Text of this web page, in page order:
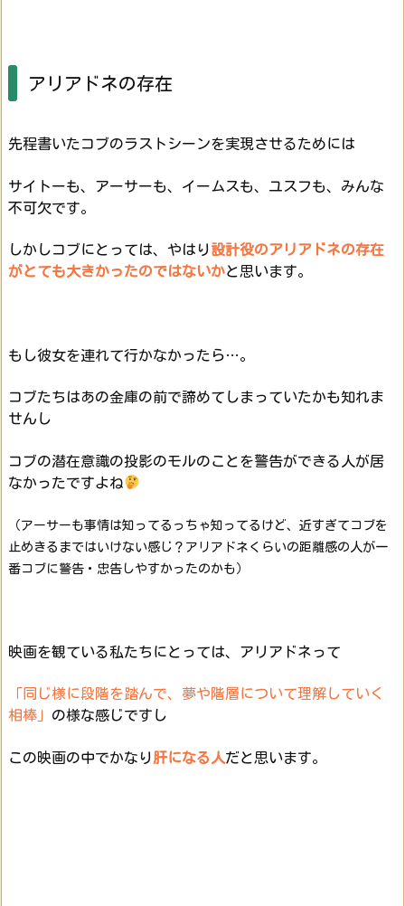
アリアドネの存在
先程書いたコブのラストシーンを実現させるためには
サイトーも、アーサーも、 イームスも、ユスフも、みんな
不可欠です。
しかしコブにとっては、やはり設計役のアリアドネの存在
がとても大きかったのではないかと思います。
もし彼女を連れて行かなかったら…。
コブたちはあの金庫の前で諦めてしまっていたかも知れま
せんし
コブの潜在意識の投影のモルのことを警告ができる人が居
なかったですよね
（アーサーも事情は知ってるっちゃ知ってるけど、近すぎてコブを
止めきるまではいけない感じ？アリアドネくらいの距離感の人が一
番コブに警告・忠告しやすかったのかも）
映画を観ている私たちにとっては、アリアドネって
「同じ様に段階を踏んで、夢や階層について理解していく
相棒」 の様な感じですし
この映画の中でかなり肝になる人だと思います。